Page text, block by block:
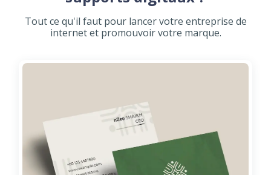
Tout ce qu'il faut pour lancer votre entreprise de
internet et promouvoir votre marque.